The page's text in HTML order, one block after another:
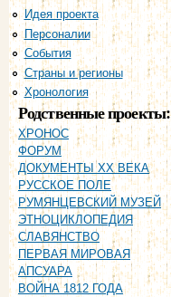
Идея проекта
Персоналии
События
Страны и регионы
Хронология
Родственные проекты:
ХРОНОС
ФОРУМ
ДОКУМЕНТЫ XX ВЕКА
РУССКОЕ ПОЛЕ
РУМЯНЦЕВСКИЙ МУЗЕЙ
ЭТНОЦИКЛОПЕДИЯ
СЛАВЯНСТВО
ПЕРВАЯ МИРОВАЯ
АПСУАРА
ВОЙНА 1812 ГОДА